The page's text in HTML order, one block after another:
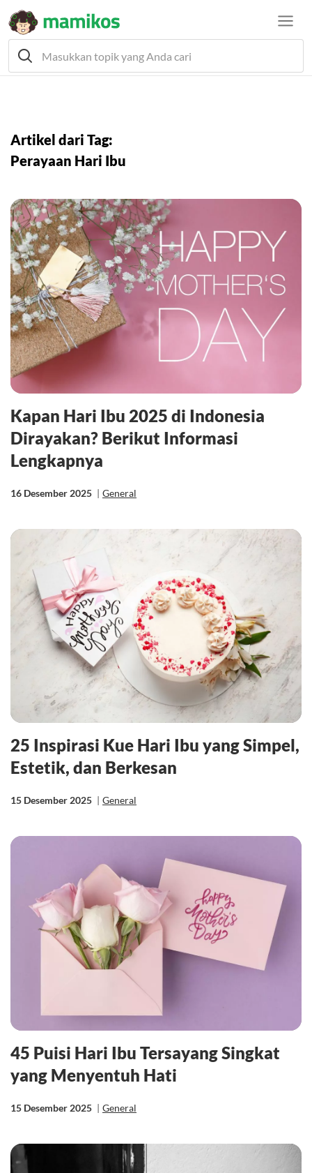
Artikel dari Tag:
Perayaan Hari Ibu
Kapan Hari Ibu 2025 di Indonesia
Dirayakan? Berikut Informasi
Lengkapnya
16 Desember 2025 | General
25 Inspirasi Kue Hari Ibu yang Simpel,
Estetik, dan Berkesan
15 Desember 2025 | General
45 Puisi Hari Ibu Tersayang Singkat
yang Menyentuh Hati
15 Desember 2025 | General